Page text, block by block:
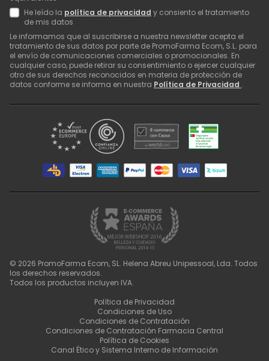
He leído la política de privacidad y consiento el tratamiento
de mis datos
Le informamos que al suscribirse a nuestra newsletter acepta el
tratamiento de sus datos por parte de PromoFarma Ecom, S.L. para
el envío de comunicaciones comerciales o promocionales. En
cualquier caso, puede retirar su consentimiento o ejercer cualquier
otro de sus derechos reconocidos en materia de protección de
datos conforme se informa en nuestra Política de Privacidad .
© 2026 PromoFarma Ecom, SL. Helena Abreu Unipessoal, Lda. Todos
los derechos reservados.
Todos los productos incluyen IVA.
Política de Privacidad
Condiciones de Uso
Condiciones de Contratación
Condiciones de Contratación Farmacia Central
Política de Cookies
Canal Ético y Sistema Interno de Información